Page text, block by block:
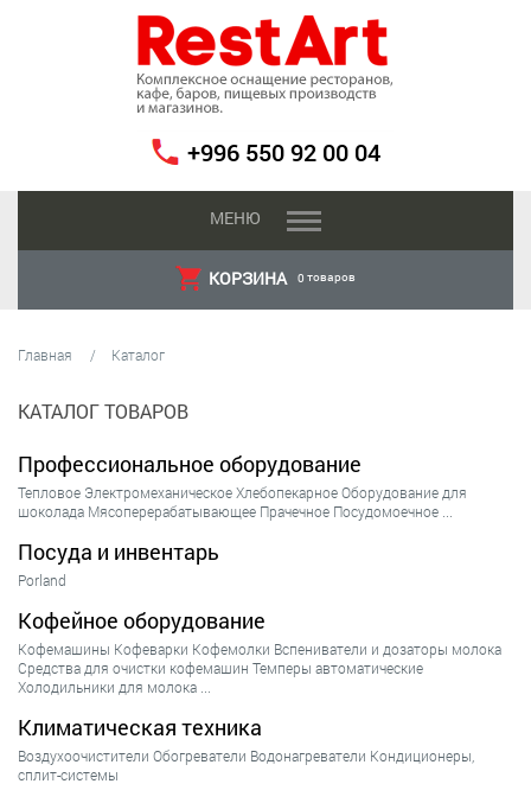
+996 550 92 00 04
МЕНЮ
КОРЗИНА 0 товаров
Главная Каталог
КАТАЛОГ ТОВАРОВ
Профессиональное оборудование
Тепловое ЭлектромеханическоеХлебопекарноеОборудование для
шоколада Мясоперерабатывающее Прачечное Посудомоечное
Посуда и инвентарь
Porland
Кофейное оборудование
Кофемашины Кофеварки Кофемолки Вспениватели и дозаторы молока
Средства для очистки кофемашин Темперы автоматические
Холодильники для молока
Климатическая техника
Воздухоочистители Обогреватели Водонагреватели Кондиционеры,
сплит-системы